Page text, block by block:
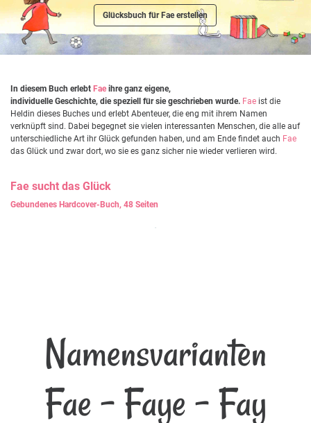
Glücksbuch für Fae erstellen
In diesem Buch erlebt Faeihre ganz eigene,
individuelle Geschichte, die speziell für sie geschrieben wurde. Fae ist die
Heldin dieses Buches und erlebt Abenteuer, die eng mit ihrem Namen
verknüpft sind. Dabei begegnet sie vielen interessanten Menschen, die alle auf
unterschiedliche Art ihr Glück gefunden haben, und am Ende findet auch Fae
das Glück und zwar dort, wo sie es ganz sicher nie wieder verlieren wird.
Fae sucht das Glück
Gebundenes Hardcover-Buch, 48 Seiten
Namensvarianten
Fae - Faye - Fay